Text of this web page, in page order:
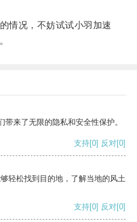
况，不妨试试小羽加速
来了无限的隐私和安全性保护。
支持[0] 反对[0]
轻松找到目的地，了解当地的风土
支持[0] 反对[0]